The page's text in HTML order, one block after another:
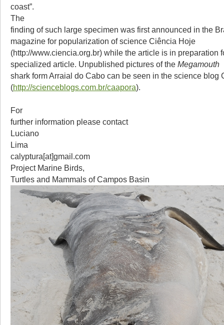
coast”.
The
finding of such large specimen was first announced in the
magazine for popularization of science Ciência Hoje
(http://www.ciencia.org.br) while the article is in preparation
specialized article. Unpublished pictures of the Megamouth
shark form Arraial do Cabo can be seen in the science blog
(http://scienceblogs.com.br/caapora).
For
further information please contact
Luciano
Lima
calyptura[at]gmail.com
Project Marine Birds,
Turtles and Mammals of Campos Basin